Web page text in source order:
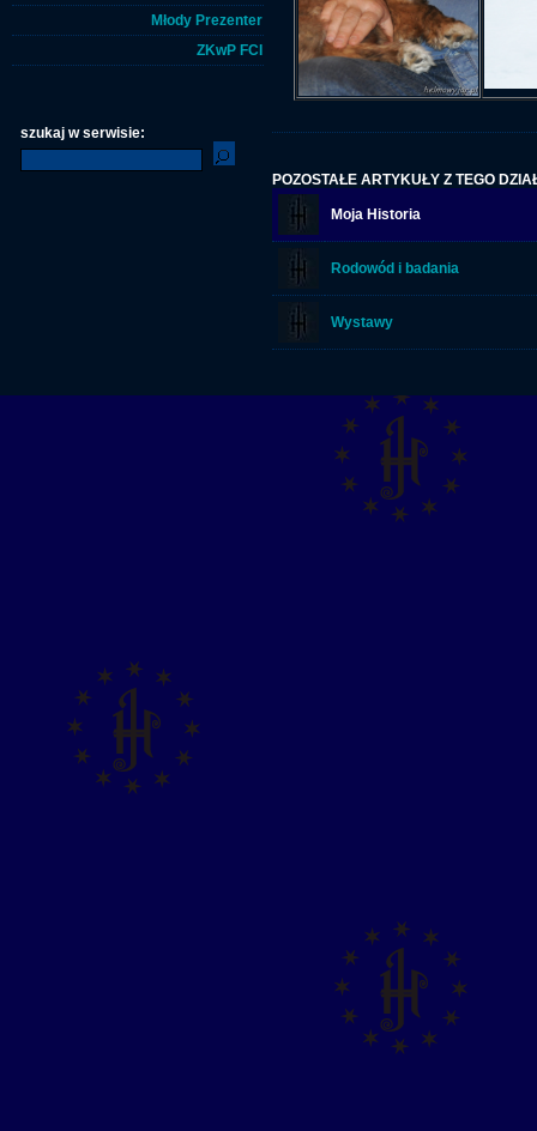
Młody Prezenter
ZKwP FCI
szukaj w serwisie:
POZOSTAŁE ARTYKUŁY Z TEGO
Moja Historia
Rodowód i badania
Wystawy